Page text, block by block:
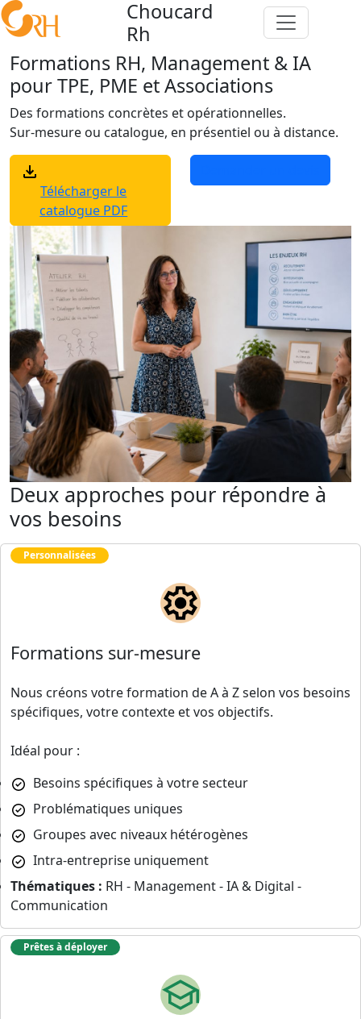
Choucard
Rh
Formations RH, Management & IA
pour TPE, PME et Associations
Des formations concrètes et opérationnelles.
Sur-mesure ou catalogue, en présentiel ou à distance.
Télécharger le
catalogue PDF
Deux approches pour répondre à
vos besoins
Personnalisées
Formations sur-mesure
Nous créons votre formation de A à Z selon vos besoins
spécifiques, votre contexte et vos objectifs.
Idéal pour :
Besoins spécifiques à votre secteur
Problématiques uniques
Groupes avec niveaux hétérogènes
Intra-entreprise uniquement
Thématiques : RH - Management - IA & Digital -
Communication
Prêtes à déployer